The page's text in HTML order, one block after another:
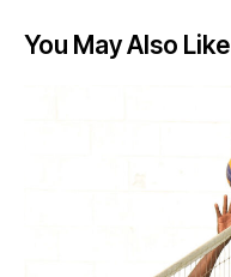
You May Also Like